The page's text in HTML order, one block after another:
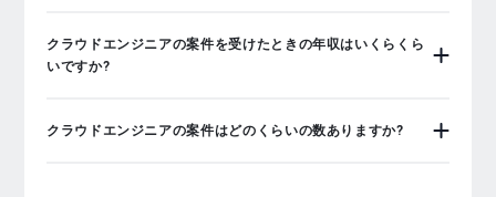
クラウドエンジニアの案件を受けたときの年収はいくらくら
いですか?
クラウドエンジニアの案件はどのくらいの数ありますか?